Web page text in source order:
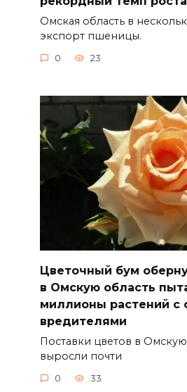
Омская область в
экспорт пшеницы.
0 23
Цветочный бум
в Омскую область
миллионы растений с
вредителями
Поставки цветов в Омскую
выросли почти
0 33